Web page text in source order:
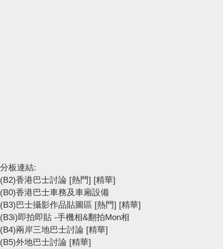
分板連結:
(B2)香港巴士討論 [熱門] [精華]
(B0)香港巴士車務及車廂設備
(B3)巴士攝影作品貼圖區 [熱門] [精華]
(B3i)即拍即貼 -手機相&翻拍Mon相
(B4)兩岸三地巴士討論 [精華]
(B5)外地巴士討論 [精華]